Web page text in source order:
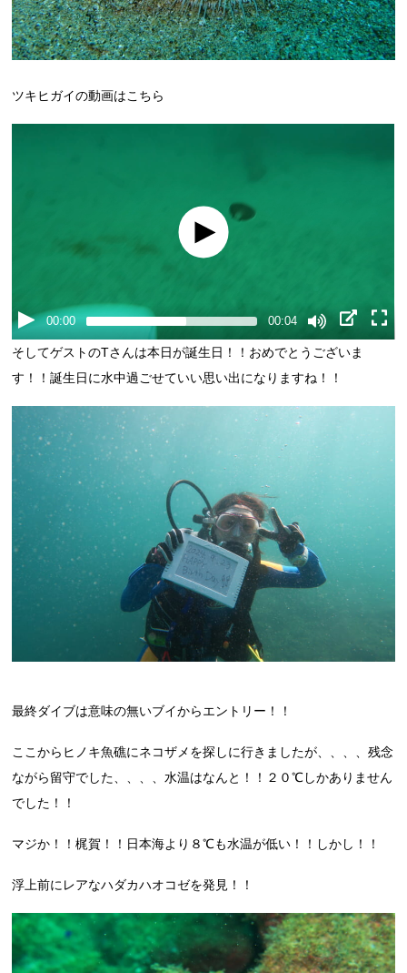
ツキヒガイの動画はこちら
00:00 00:04
そしてゲストのTさんは本日が誕生日！！おめでとうございま
す！！誕生日に水中過ごせていい思い出になりますね！！
最終ダイブは意味の無いブイからエントリー！！
ここからヒノキ魚礁にネコザメを探しに行きましたが、、、、残念
ながら留守でした、、、、水温はなんと！！２０℃しかありません
でした！！
マジか！！梶賀！！日本海より８℃も水温が低い！！しかし！！
浮上前にレアなハダカハオコゼを発見！！